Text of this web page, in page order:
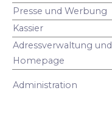
Presse und Werbung
Kassier
Adressverwaltung und
Homepage
Administration